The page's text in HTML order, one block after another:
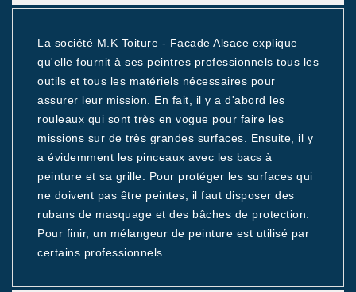
La société M.K Toiture - Facade Alsace explique
qu'elle fournit à ses peintres professionnels tous les
outils et tous les matériels nécessaires pour
assurer leur mission. En fait, il y a d'abord les
rouleaux qui sont très en vogue pour faire les
missions sur de très grandes surfaces. Ensuite, il y
a évidemment les pinceaux avec les bacs à
peinture et sa grille. Pour protéger les surfaces qui
ne doivent pas être peintes, il faut disposer des
rubans de masquage et des bâches de protection.
Pour finir, un mélangeur de peinture est utilisé par
certains professionnels.